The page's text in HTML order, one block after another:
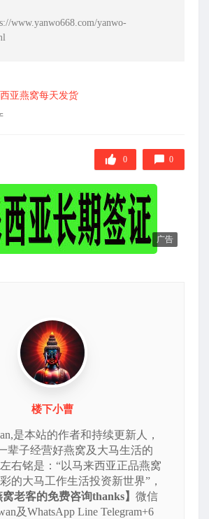
www.yanwo668.com/yanwo-
亚燕窝每天发货
0 0
广告
楼下小曹
是本站的作者和持续更新人，
辈子经营好燕窝及大马生活的
右铭是：“以马来西亚正品燕窝
的大马工作生活投资新世界”，
窝老客的免费咨询thanks】 微信
及WhatsApp Line Telegram+6